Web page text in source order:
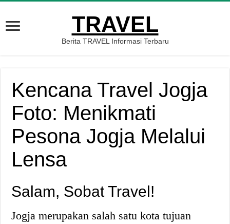
TRAVEL
Berita TRAVEL Informasi Terbaru
Kencana Travel Jogja
Foto: Menikmati
Pesona Jogja Melalui
Lensa
Salam, Sobat Travel!
Jogja merupakan salah satu kota tujuan